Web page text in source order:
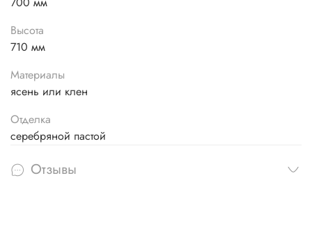
Высота
710 мм
Материалы
ясень или клен
Отделка
серебряной пастой
Отзывы